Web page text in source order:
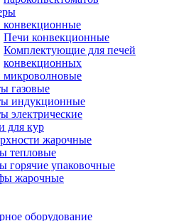
Печи конвекционные
Комплектующие для печей
конвекционных
микроволновые
газовые
индукционные
электрические
для кур
жарочные
тепловые
горячие упаковочные
жарочные
оборудование